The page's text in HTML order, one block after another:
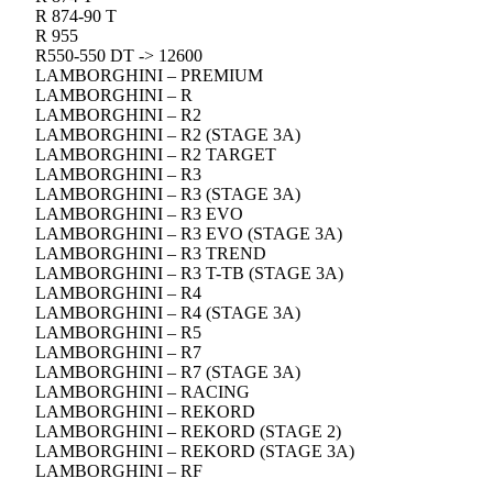
R 874-90 T
R 955
R550-550 DT -> 12600
LAMBORGHINI – PREMIUM
LAMBORGHINI – R
LAMBORGHINI – R2
LAMBORGHINI – R2 (STAGE 3A)
LAMBORGHINI – R2 TARGET
LAMBORGHINI – R3
LAMBORGHINI – R3 (STAGE 3A)
LAMBORGHINI – R3 EVO
LAMBORGHINI – R3 EVO (STAGE 3A)
LAMBORGHINI – R3 TREND
LAMBORGHINI – R3 T-TB (STAGE 3A)
LAMBORGHINI – R4
LAMBORGHINI – R4 (STAGE 3A)
LAMBORGHINI – R5
LAMBORGHINI – R7
LAMBORGHINI – R7 (STAGE 3A)
LAMBORGHINI – RACING
LAMBORGHINI – REKORD
LAMBORGHINI – REKORD (STAGE 2)
LAMBORGHINI – REKORD (STAGE 3A)
LAMBORGHINI – RF